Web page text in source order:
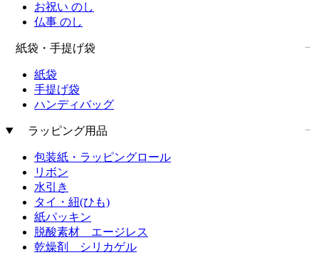
お祝い のし
仏事 のし
紙袋・手提げ袋
紙袋
手提げ袋
ハンディバッグ
ラッピング用品
包装紙・ラッピングロール
リボン
水引き
タイ・紐(ひも)
紙パッキン
脱酸素材 エージレス
乾燥剤 シリカゲル